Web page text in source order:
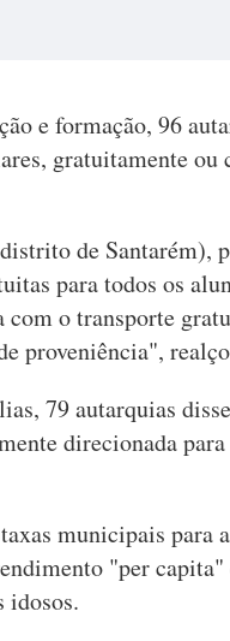
e formação, 96
gratuitamente ou
de Santarém),
para todos os
o transporte
proveniência",
79 autarquias
direcionada
municipais para
"per capita"
idosos.